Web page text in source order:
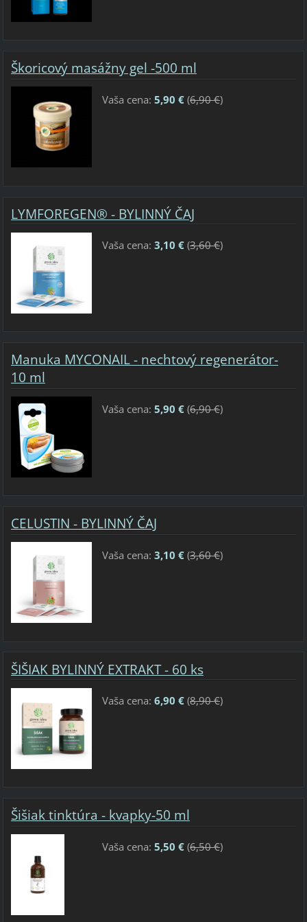
Škoricový masážny gel -500 ml
Vaša cena: 5,90 €(6,90 €)
LYMFOREGEN® - BYLINNÝ ČAJ
Vaša cena: 3,10 €(3,60 €)
Manuka MYCONAIL - nechtový regenerátor-
10 ml
Vaša cena: 5,90 €(6,90 €)
CELUSTIN - BYLINNÝ ČAJ
Vaša cena: 3,10 €(3,60 €)
ŠIŠIAK BYLINNÝ EXTRAKT - 60 ks
Vaša cena: 6,90 €(8,90 €)
Šišiak tinktúra - kvapky-50 ml
Vaša cena: 5,50 €(6,50 €)